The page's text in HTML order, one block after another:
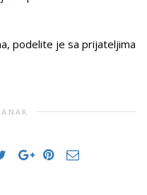
podelite je sa prijateljima